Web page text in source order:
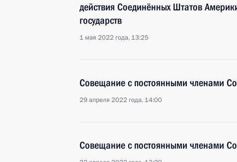
действия Соединённых Штатов
государств
1 мая 2022 года, 13:25
Совещание с постоянными членами
29 апреля 2022 года, 14:00
Совещание с постоянными членами